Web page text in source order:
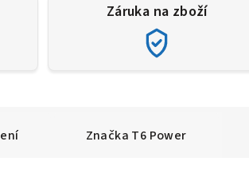
Záruka na zboží
Značka T6 Power